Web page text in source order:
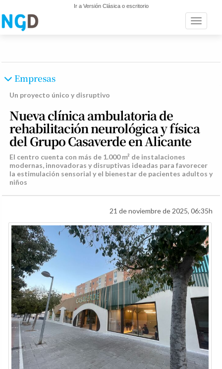
Ir a Versión Clásica o escritorio
Toggle
Empresas
Un proyecto único y disruptivo
Nueva clínica ambulatoria de
rehabilitación neurológica y física
del Grupo Casaverde en Alicante
El centro cuenta con más de 1.000 m² de instalaciones
modernas, innovadoras y disruptivas ideadas para favorecer
la estimulación sensorial y el bienestar de pacientes adultos y
niños
21 de noviembre de 2025, 06:35h